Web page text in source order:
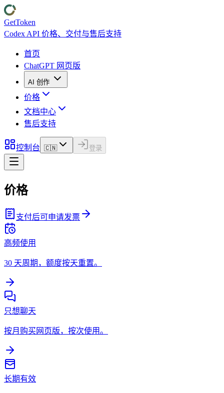
GetToken
Codex API 价格、交付与售后支持
首页
ChatGPT 网页版
AI 创作
价格
文档中心
售后支持
控制台 🇨🇳 登录
价格
支付后可申请发票
高频使用
30 天周期，额度按天重置。
只想聊天
按月购买网页版，按次使用。
长期有效